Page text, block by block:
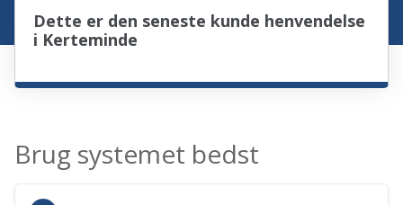
Dette er den seneste kunde henvendelse
i Kerteminde
Brug systemet bedst